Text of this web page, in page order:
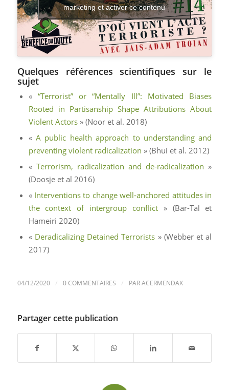
marketing et activer ce contenu
Quelques références scientifiques sur le
sujet
« “Terrorist” or “Mentally Ill”: Motivated Biases
Rooted in Partisanship Shape Attributions About
Violent Actors» (Noor et al. 2018)
« A public health approach to understanding and
preventing violent radicalization » (Bhui et al. 2012)
« Terrorism, radicalization and de-radicalization »
(Doosje et al 2016)
« Interventions to change well‐anchored attitudes in
the context of intergroup conflict» (Bar-Tal et
Hameiri 2020)
« Deradicalizing Detained Terrorists » (Webber et al
2017)
04/12/2020 / 0 COMMENTAIRES / PARACERMENDAX
Partager cette publication